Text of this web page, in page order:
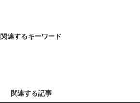
関連するキーワード
関連する記事